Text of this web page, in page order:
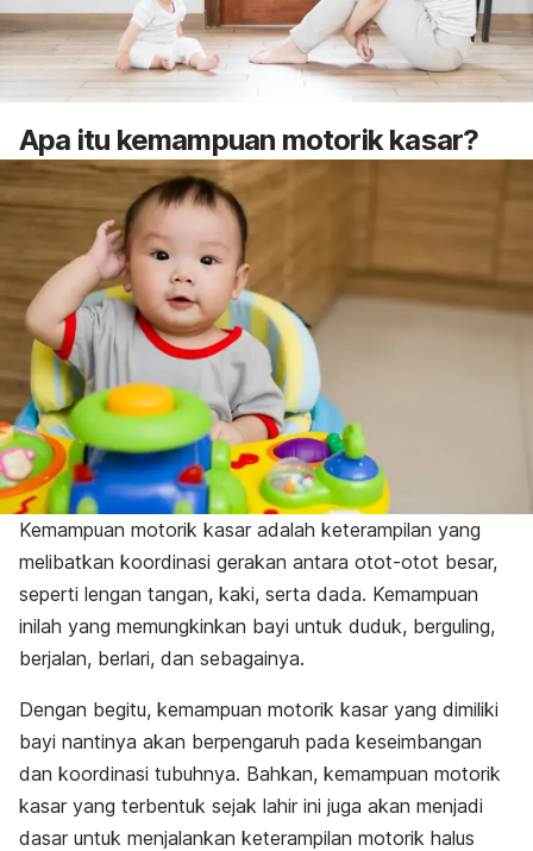
Apa itu kemampuan motorik kasar?
Kemampuan motorik kasar adalah keterampilan yang
melibatkan koordinasi gerakan antara otot-otot besar,
seperti lengan tangan, kaki, serta dada. Kemampuan
inilah yang memungkinkan bayi untuk duduk, berguling,
berjalan, berlari, dan sebagainya.
Dengan begitu, kemampuan motorik kasar yang dimiliki
bayi nantinya akan berpengaruh pada keseimbangan
dan koordinasi tubuhnya. Bahkan, kemampuan motorik
kasar yang terbentuk sejak lahir ini juga akan menjadi
dasar untuk menjalankan keterampilan motorik halus